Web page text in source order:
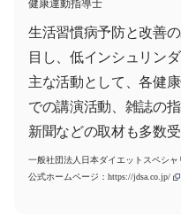
健康運動指導士
生活習慣病予防と改善
目し、低インシュリン
主な活動として、各健
での講演活動、雑誌の
新聞などの取材も多数受
一般社団法人日本ダイエットスペシャ
公式ホームページ： https://jdsa.co.jp/